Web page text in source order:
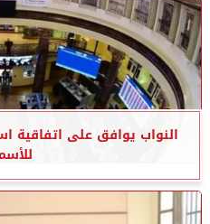
النواب يوافق على اتفاقية